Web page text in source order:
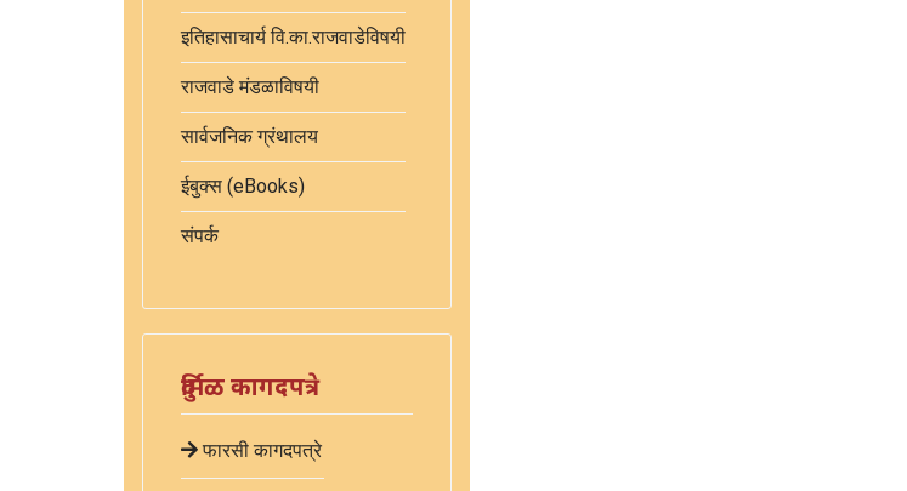
इतिहासाचार्य वि.का.राजवाडेविषयी
राजवाडे मंडळाविषयी
सार्वजनिक ग्रंथालय
ईबुक्स (eBooks)
संपर्क
दुर्मिळ कागदपत्रे
फारसी कागदपत्रे